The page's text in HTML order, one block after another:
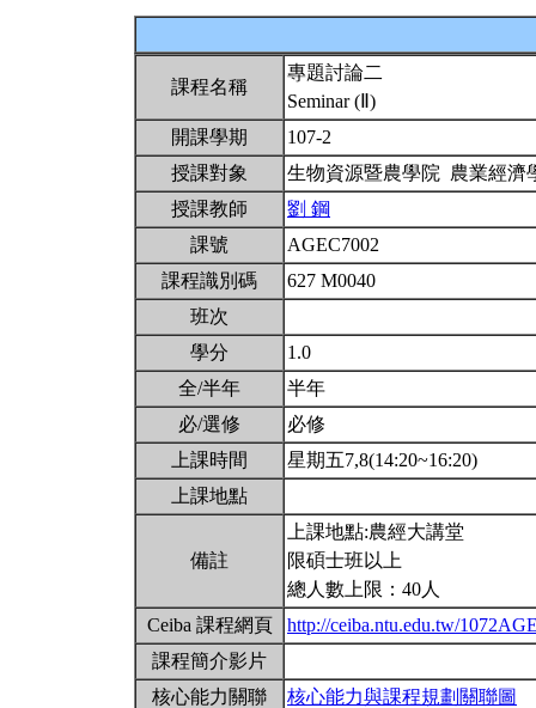
課程名稱
專題討論二
Seminar (Ⅱ)
開課學期
107-2
授課對象
生物資源暨農學院 農業經
授課教師
劉 鋼
課號
AGEC7002
課程識別碼
627 M0040
班次
學分
1.0
全/半年
半年
必/選修
必修
上課時間
星期五7,8(14:20~16:20)
上課地點
備註
上課地點:農經大講堂
限碩士班以上
總人數上限：40人
Ceiba 課程網頁
http://ceiba.ntu.edu.tw/
課程簡介影片
核心能力關聯
核心能力與課程規劃關聯圖